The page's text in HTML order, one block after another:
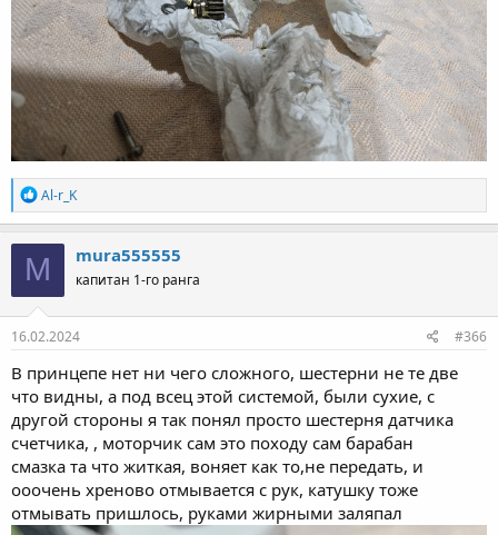
Р
е
а
к
ц
и
и
:
Al-r_K
M mura555555
капитан 1-го ранга
16.02.2024 #366
В принцепе нет ни чего сложного, шестерни не те две
что видны, а под всец этой системой, были сухие, с
другой стороны я так понял просто шестерня датчика
счетчика, , моторчик сам это походу сам барабан
смазка та что житкая, воняет как то,не передать, и
ооочень хреново отмывается с рук, катушку тоже
отмывать пришлось, руками жирными заляпал